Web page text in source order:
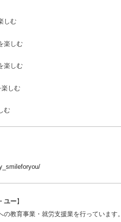
しむ
楽しむ
楽しむ
しむ
む
ユー】
教育事業・就労支援業を行っています。